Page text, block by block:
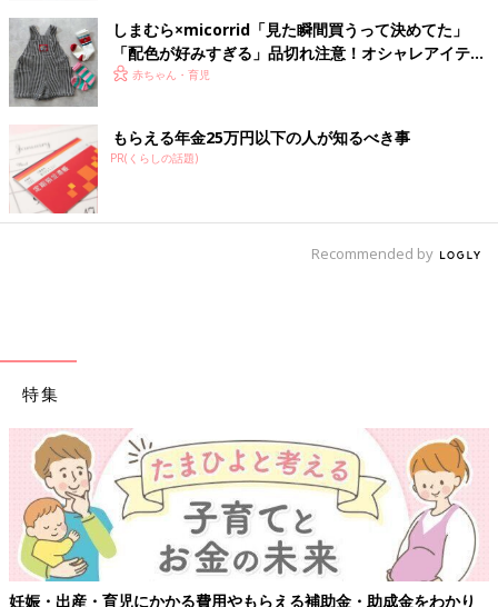
しまむら×micorrid「見た瞬間買うって決めてた」
「配色が好みすぎる」品切れ注意！オシャレアイテム
4選赤ちゃん・育児
もらえる年金25万円以下の人が知るべき事
PR(くらしの話題)
Recommended by
特集
妊娠・出産・育児にかかる費用やもらえる補助金・助成金をわかり